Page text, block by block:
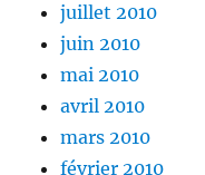
juillet 2010
juin 2010
mai 2010
avril 2010
mars 2010
février 2010